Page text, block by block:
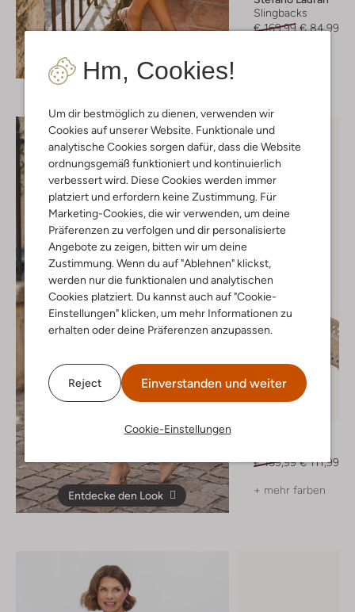
Hm, Cookies!
Um dir bestmöglich zu dienen, verwenden wir
Cookies auf unserer Website. Funktionale und
analytische Cookies sorgen dafür, dass die Website
ordnungsgemäß funktioniert und kontinuierlich
verbessert wird. Diese Cookies werden immer
platziert und erfordern keine Zustimmung. Für
Marketing-Cookies, die wir verwenden, um deine
Präferenzen zu verfolgen und dir personalisierte
Angebote zu zeigen, bitten wir um deine
Zustimmung. Wenn du auf "Ablehnen" klickst,
werden nur die funktionalen und analytischen
Cookies platziert. Du kannst auch auf "Cookie-
Einstellungen" klicken, um mehr Informationen zu
erhalten oder deine Präferenzen anzupassen.
Reject Einverstanden und weiter
Cookie-Einstellungen
Entdecke den Look
Slingbacks
€ 169,99 € 84,99
Entdecke den Look
€ 159,99 € 111,99
+ mehr farben